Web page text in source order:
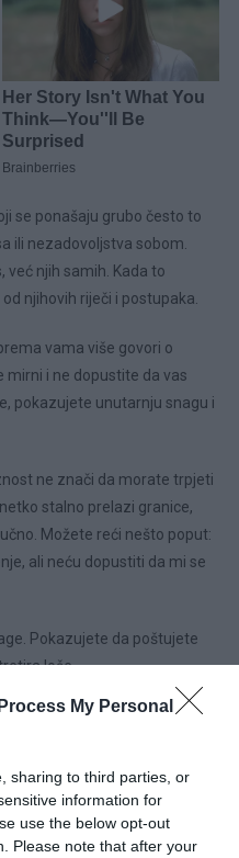
My Personal
sharing to third parties, or
information for
use the below opt-out
Please note that after your
se ponašaju grubo često to
ili nezadovoljstva sobom.
već njih samih. Kada to
njihovih riječi i postupaka.
vama više govori o
mirni i ne dopustite da vas
pokazujete unutarnju snagu i
ne znači da morate trpjeti
stalno prelazi granice,
Možete reći nešto poput:
ali neću dopustiti da mi se
Pokazujete da poštujete
loše.
svoje emocijeGrubi ljudi
dotiču, gube moć nad vama.
je potrebno, i odgovorite